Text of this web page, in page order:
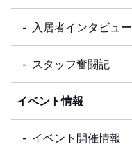
入居者インタビュー
スタッフ奮闘記
イベント情報
イベント開催情報